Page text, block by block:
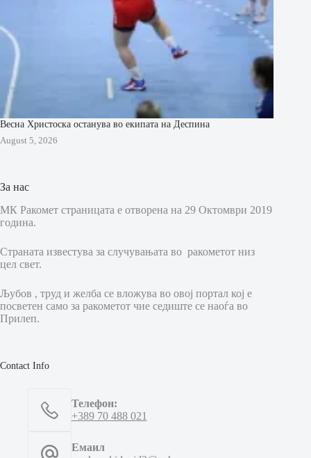
Весна Христоска останува во екипата на Деспина
August 5, 2026
За нас
МК Ракомет страницата е отворена на 29 Октомври 2019
година.
Страната известува за случувањата во ракометот низ
цел свет.
Љубов , труд и желба се вложува во овој портал кој е
посветен само за ракометот чие седиште се наоѓа во
Прилеп.
Contact Info
Телефон:
+389 70 488 021
Емаил